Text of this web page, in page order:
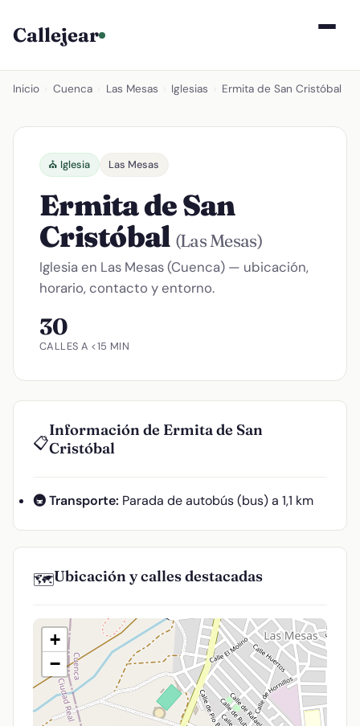
Callejear
Inicio Cuenca Las Mesas Iglesias Ermita de San Cristóbal
⛪ Iglesia Las Mesas
Ermita de San
Cristóbal (Las Mesas)
Iglesia en Las Mesas (Cuenca) — ubicación,
horario, contacto y entorno.
30
CALLES A <15 MIN
📋
Información de Ermita de San
Cristóbal
🚇 Transporte: Parada de autobús (bus) a 1,1 km
🗺️Ubicación y calles destacadas
+
−